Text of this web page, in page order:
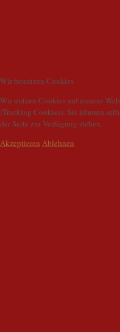
Wir benutzen Cookies
Wir nutzen Cookies auf unserer
(Tracking Cookies). Sie können
der Seite zur Verfügung stehen.
Akzeptieren Ablehnen